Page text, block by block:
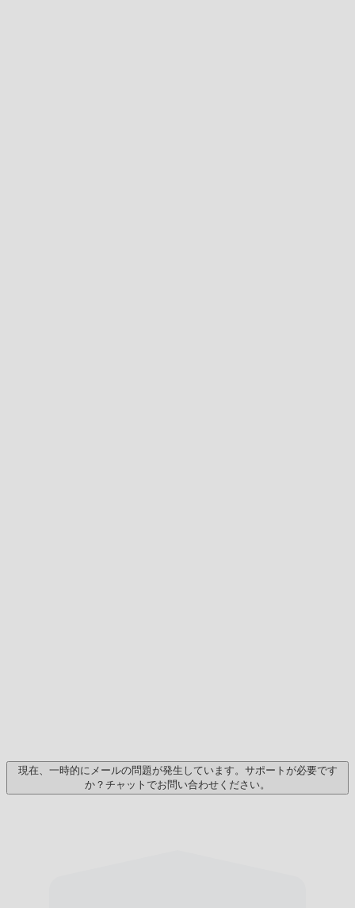
現在、一時的にメールの問題が発生しています。サポートが必要です
か？チャットでお問い合わせください。